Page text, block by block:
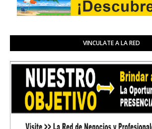
VINCULATE A LA RED